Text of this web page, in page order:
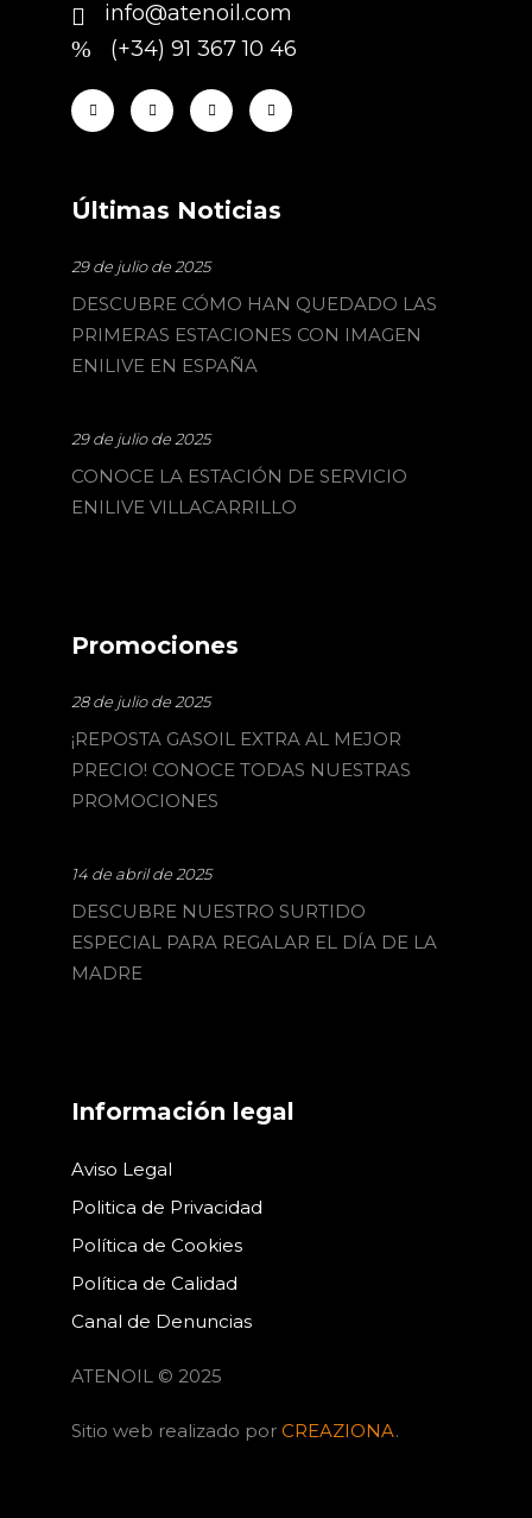
info@atenoil.com
(+34) 91 367 10 46
Últimas Noticias
29 de julio de 2025
DESCUBRE CÓMO HAN QUEDADO LAS
PRIMERAS ESTACIONES CON IMAGEN
ENILIVE EN ESPAÑA
29 de julio de 2025
CONOCE LA ESTACIÓN DE SERVICIO
ENILIVE VILLACARRILLO
Promociones
28 de julio de 2025
¡REPOSTA GASOIL EXTRA AL MEJOR
PRECIO! CONOCE TODAS NUESTRAS
PROMOCIONES
14 de abril de 2025
DESCUBRE NUESTRO SURTIDO
ESPECIAL PARA REGALAR EL DÍA DE LA
MADRE
Información legal
Aviso Legal
Politica de Privacidad
Política de Cookies
Política de Calidad
Canal de Denuncias
ATENOIL © 2025
Sitio web realizado por CREAZIONA.